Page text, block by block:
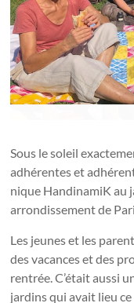
Sous le soleil
adhérentes et
nique HandinamiK au
arrondissement de
Les jeunes et les
des vacances et des
rentrée. C’était aussi
jardins qui avait lieu